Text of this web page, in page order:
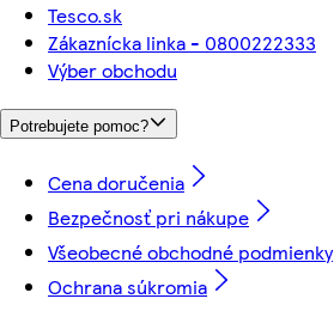
Tesco.sk
Zákaznícka linka - 0800222333
Výber obchodu
Potrebujete pomoc?
Cena doručenia
Bezpečnosť pri nákupe
Všeobecné obchodné podmienky
Ochrana súkromia